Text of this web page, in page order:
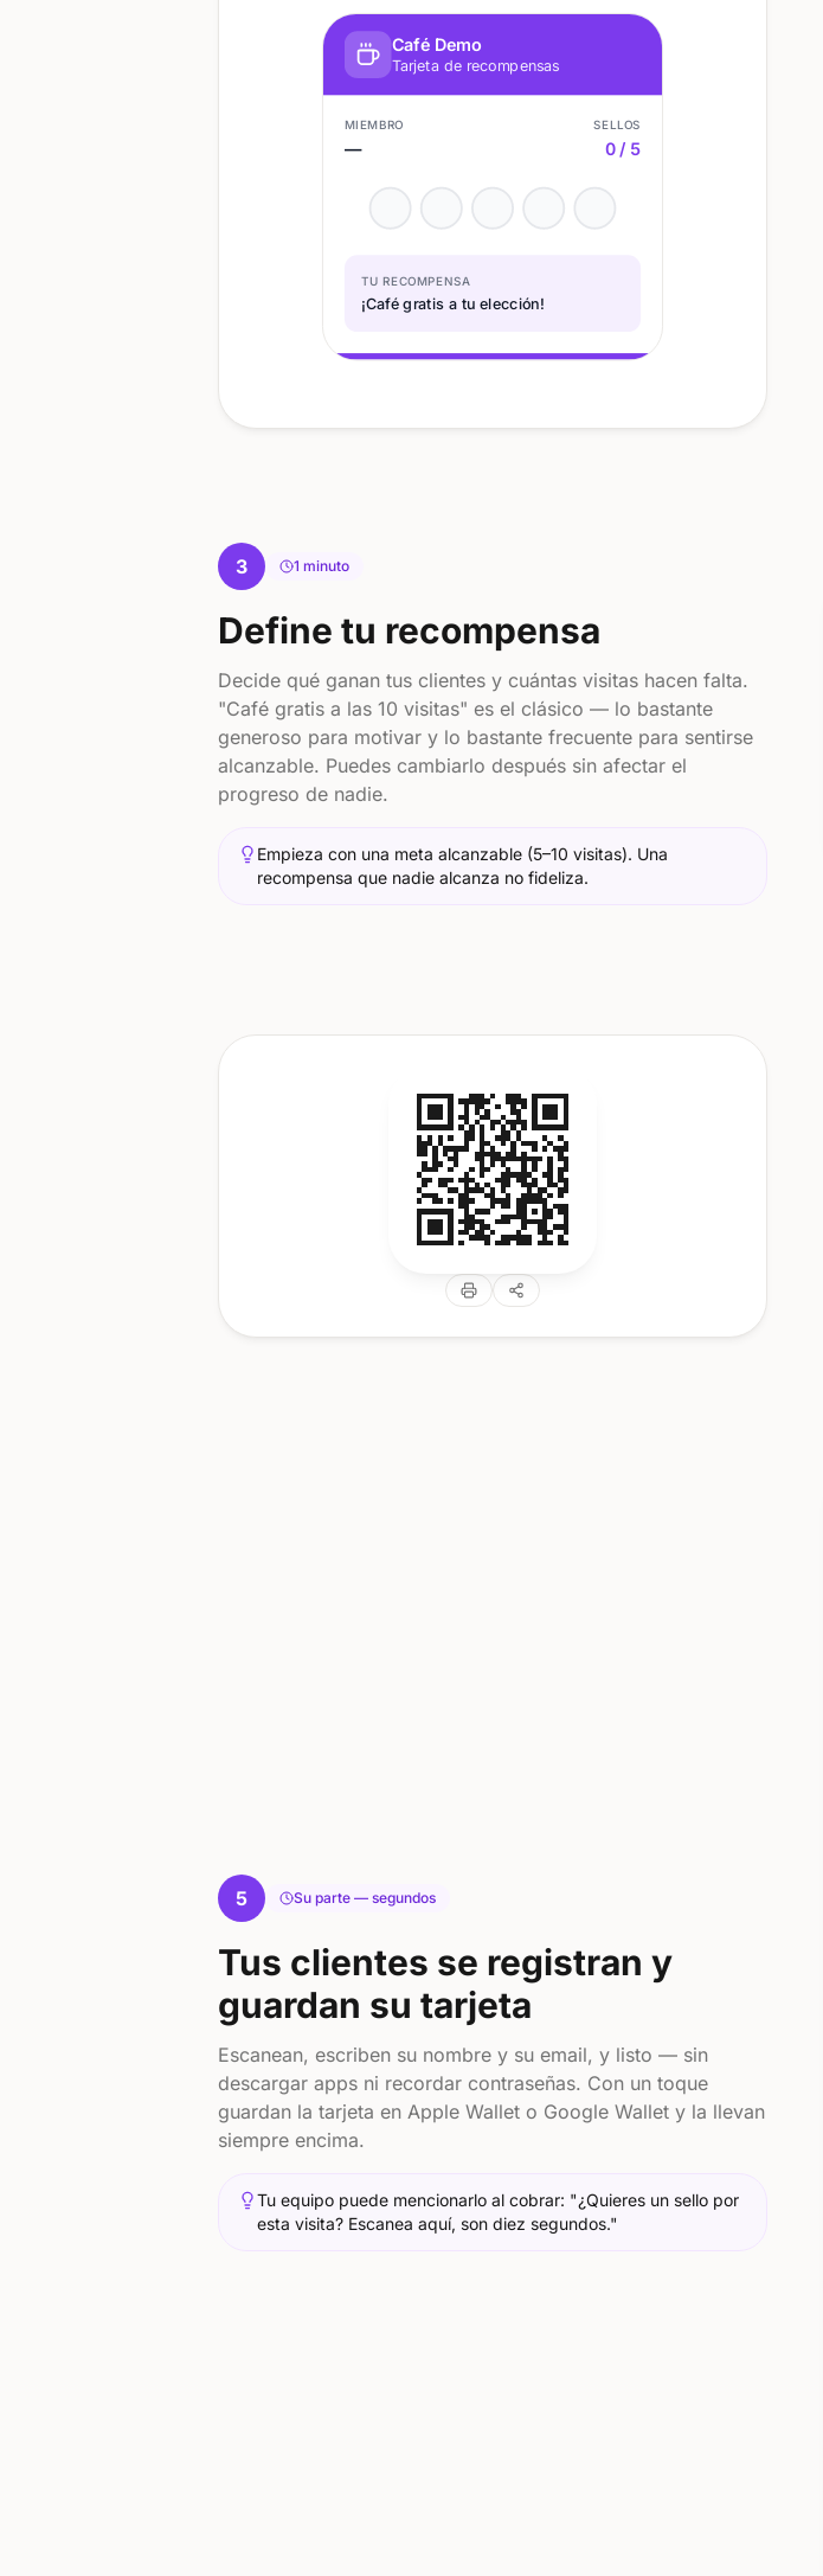
Café Demo
Tarjeta de recompensas
MIEMBRO
—
SELLOS
0/ 5
TU RECOMPENSA
¡Café gratis a tu elección!
3 1 minuto
Define tu recompensa
Decide qué ganan tus clientes y cuántas visitas hacen falta.
"Café gratis a las 10 visitas" es el clásico — lo bastante
generoso para motivar y lo bastante frecuente para sentirse
alcanzable. Puedes cambiarlo después sin afectar el
progreso de nadie.
Empieza con una meta alcanzable (5–10 visitas). Una
recompensa que nadie alcanza no fideliza.
5 Su parte — segundos
Tus clientes se registran y
guardan su tarjeta
Escanean, escriben su nombre y su email, y listo — sin
descargar apps ni recordar contraseñas. Con un toque
guardan la tarjeta en Apple Wallet o Google Wallet y la llevan
siempre encima.
Tu equipo puede mencionarlo al cobrar: "¿Quieres un sello por
esta visita? Escanea aquí, son diez segundos."